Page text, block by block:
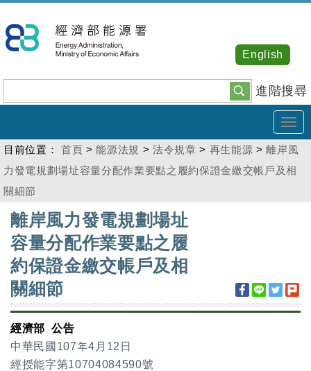
到
主
內
容
進階搜尋
English
目前位置： 首頁 >能源法規 >法令規章 > 再生能源 >離岸風
力發電規劃場址容量分配作業要點之履約保證金繳交帳戶及相
關細節
:::
離岸風力發電規劃場址
容量分配作業要點之履
約保證金繳交帳戶及相
關細節
經濟部 公告
中華民國107年4月12日
經授能字第10704084590號